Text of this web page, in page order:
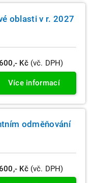
oblasti v r. 2027
Kč (vč. DPH)
Více informací
odměňování
Kč (vč. DPH)